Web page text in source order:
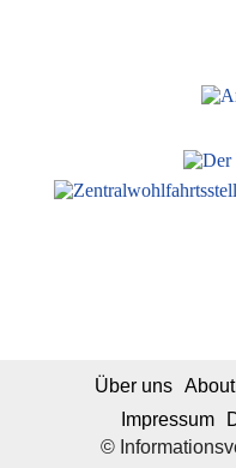
©
Über uns
Impressum